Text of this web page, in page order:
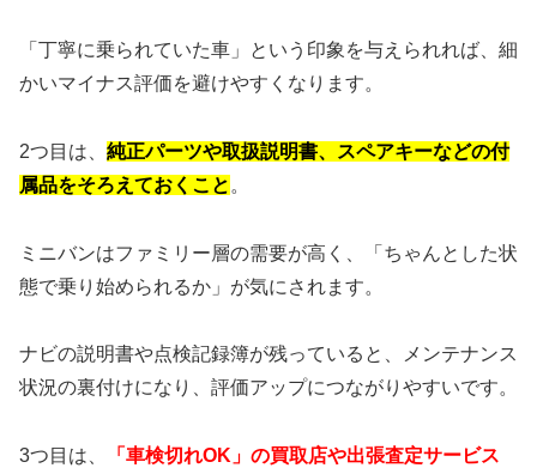
「丁寧に乗られていた車」という印象を与えられれば、細
かいマイナス評価を避けやすくなります。
2つ目は、 純正パーツや取扱説明書、スペアキーなどの付
属品をそろえておくこと 。
ミニバンはファミリー層の需要が高く、「ちゃんとした状
態で乗り始められるか」が気にされます。
ナビの説明書や点検記録簿が残っていると、メンテナンス
状況の裏付けになり、評価アップにつながりやすいです。
3つ目は、
「車検切れOK」の買取店や出張査定サービス